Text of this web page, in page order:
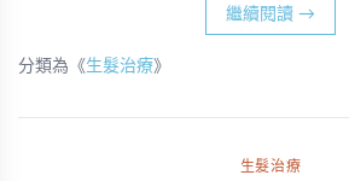
繼續閱讀 →
分類為《生髮治療》
生髮治療